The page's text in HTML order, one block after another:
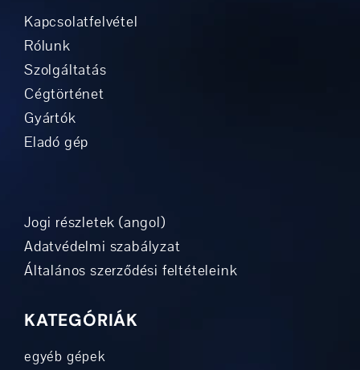
Kapcsolatfelvétel
Rólunk
Szolgáltatás
Cégtörténet
Gyártók
Eladó gép
Jogi részletek (angol)
Adatvédelmi szabályzat
Általános szerződési feltételeink
KATEGÓRIÁK
egyéb gépek